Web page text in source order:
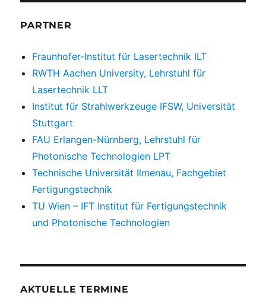
PARTNER
Fraunhofer-Institut für Lasertechnik ILT
RWTH Aachen University, Lehrstuhl für
Lasertechnik LLT
Institut für Strahlwerkzeuge IFSW, Universität
Stuttgart
FAU Erlangen-Nürnberg, Lehrstuhl für
Photonische Technologien LPT
Technische Universität Ilmenau, Fachgebiet
Fertigungstechnik
TU Wien – IFT Institut für Fertigungstechnik
und Photonische Technologien
AKTUELLE TERMINE